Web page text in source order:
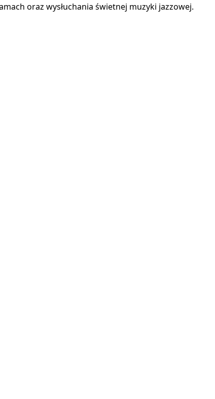
oraz wysłuchania świetnej muzyki jazzowej.